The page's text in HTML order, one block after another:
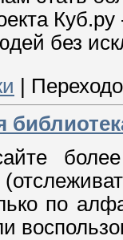
Куб.ру
без
по